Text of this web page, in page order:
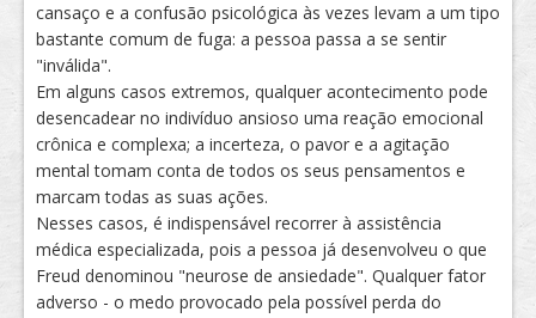
cansaço e a confusão psicológica às vezes levam a um tipo
bastante comum de fuga: a pessoa passa a se sentir
"inválida".
Em alguns casos extremos, qualquer acontecimento pode
desencadear no indivíduo ansioso uma reação emocional
crônica e complexa; a incerteza, o pavor e a agitação
mental tomam conta de todos os seus pensamentos e
marcam todas as suas ações.
Nesses casos, é indispensável recorrer à assistência
médica especializada, pois a pessoa já desenvolveu o que
Freud denominou "neurose de ansiedade". Qualquer fator
adverso - o medo provocado pela possível perda do